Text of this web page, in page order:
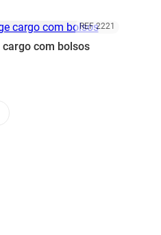
REF 2221
com bolsos